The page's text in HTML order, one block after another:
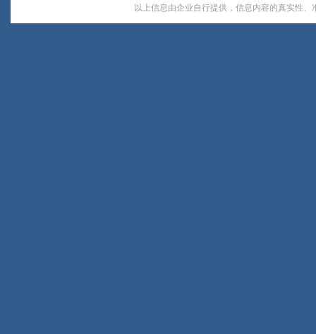
以上信息由企业自行提供，信息内容的真实性